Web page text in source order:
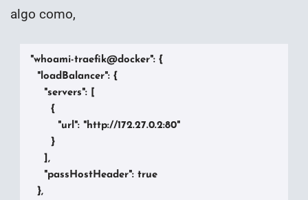
algo como,
"whoami-traefik@docker": {
  "loadBalancer": {
    "servers": [
      {
        "url": "http://172.27.0.2:80"
      }
    ],
    "passHostHeader": true
  },